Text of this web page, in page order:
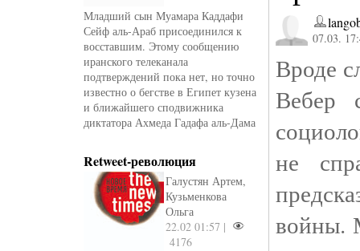
Младший сын Муамара Каддафи
Сейф аль-Араб присоединился к
восставшим. Этому сообщению
иранского телеканала
подтверждений пока нет, но точно
известно о бегстве в Египет кузена
и ближайшего сподвижника
диктатора Ахмеда Гадафа аль-Дама
Retweet-революция
Галустян Артем,
Кузьменкова
Ольга
22.02 01:57 |
4176
07.03.
Вроде
Вебер
не
войны.